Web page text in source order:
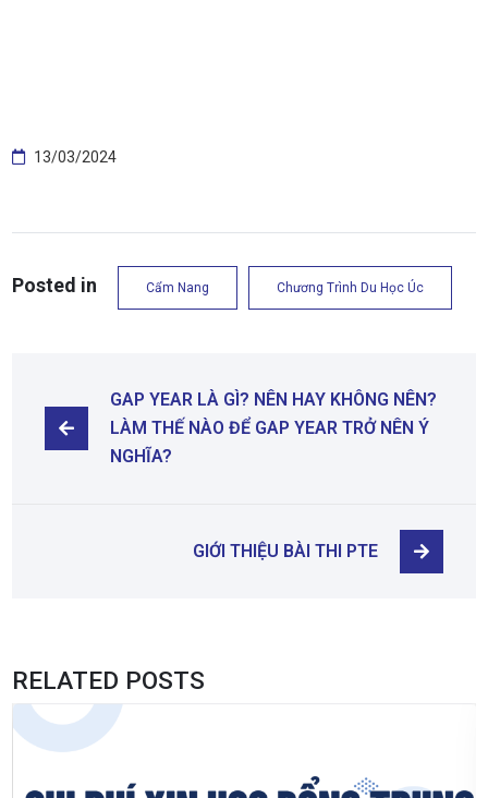
13/03/2024
Posted in Cẩm Nang Chương Trình Du Học Úc
GAP YEAR LÀ GÌ? NÊN HAY KHÔNG NÊN?
LÀM THẾ NÀO ĐỂ GAP YEAR TRỞ NÊN Ý
NGHĨA?
GIỚI THIỆU BÀI THI PTE
RELATED POSTS